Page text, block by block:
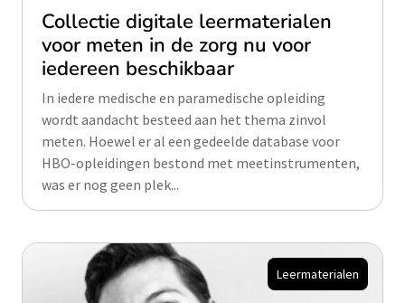
Collectie digitale leermaterialen
voor meten in de zorg nu voor
iedereen beschikbaar
In iedere medische en paramedische opleiding
wordt aandacht besteed aan het thema zinvol
meten. Hoewel er al een gedeelde database voor
HBO-opleidingen bestond met meetinstrumenten,
was er nog geen plek...
Leermaterialen